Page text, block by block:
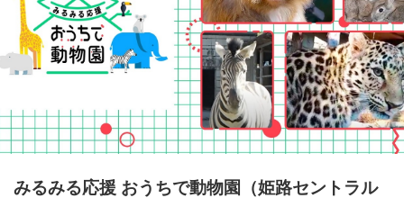
みるみる応援 おうちで動物園（姫路セントラル